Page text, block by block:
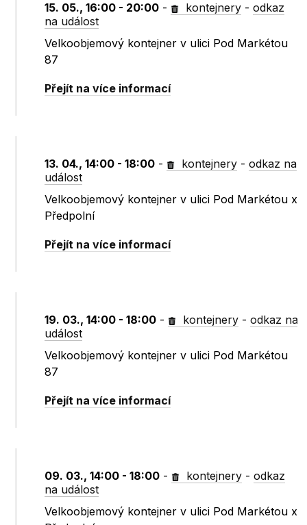
15. 05., 16:00 - 20:00 - kontejnery -odkaz
na událost
Velkoobjemový kontejner v ulici Pod Markétou
87
Přejít na více informací
13. 04., 14:00 - 18:00 - kontejnery -odkaz na
událost
Velkoobjemový kontejner v ulici Pod Markétou x
Předpolní
Přejít na více informací
19. 03., 14:00 - 18:00 - kontejnery -odkaz na
událost
Velkoobjemový kontejner v ulici Pod Markétou
87
Přejít na více informací
09. 03., 14:00 - 18:00 - kontejnery -odkaz
na událost
Velkoobjemový kontejner v ulici Pod Markétou x